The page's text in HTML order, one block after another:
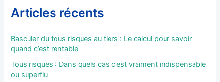
Articles récents
Basculer du tous risques au tiers : Le calcul pour savoir
quand c’est rentable
Tous risques : Dans quels cas c’est vraiment indispensable
ou superflu